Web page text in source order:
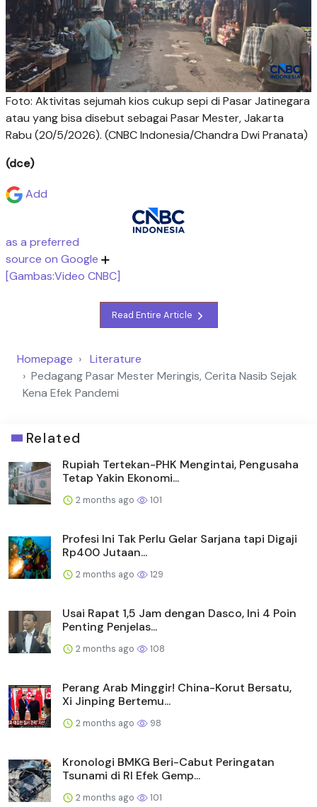
Foto: Aktivitas sejumah kios cukup sepi di Pasar Jatinegara
atau yang bisa disebut sebagai Pasar Mester, Jakarta
Rabu (20/5/2026). (CNBC Indonesia/Chandra Dwi Pranata)
(dce)
Add
as a preferred
source on Google
[Gambas:Video CNBC]
Read Entire Article
Homepage
Literature
Pedagang Pasar Mester Meringis, Cerita Nasib Sejak
Kena Efek Pandemi
Related
Rupiah Tertekan-PHK Mengintai, Pengusaha
Tetap Yakin Ekonomi...
2 months ago 101
Profesi Ini Tak Perlu Gelar Sarjana tapi Digaji
Rp400 Jutaan...
2 months ago 129
Usai Rapat 1,5 Jam dengan Dasco, Ini 4 Poin
Penting Penjelas...
2 months ago 108
Perang Arab Minggir! China-Korut Bersatu,
Xi Jinping Bertemu...
2 months ago 98
Kronologi BMKG Beri-Cabut Peringatan
Tsunami di RI Efek Gemp...
2 months ago 101